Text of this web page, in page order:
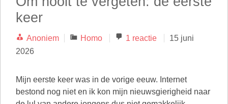
keer
Anoniem Categorieën
Homo 1 reactie
15 juni
2026
Mijn eerste keer was in de vorige eeuw. Internet
bestond nog niet en ik kon mijn nieuwsgierigheid naar